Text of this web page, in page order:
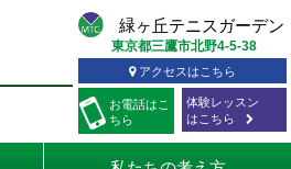
お電話はこ
ちら
東京都三鷹市北野4-5-38
アクセスはこちら
体験レッスン
はこちら